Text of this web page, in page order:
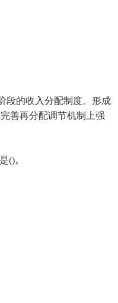
的收入分配制度。形成
善再分配调节机制上强
()。